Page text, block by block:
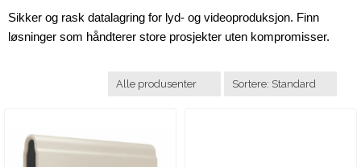
Sikker og rask datalagring for lyd- og videoproduksjon. Finn
løsninger som håndterer store prosjekter uten kompromisser.